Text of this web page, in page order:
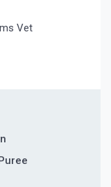
Vet